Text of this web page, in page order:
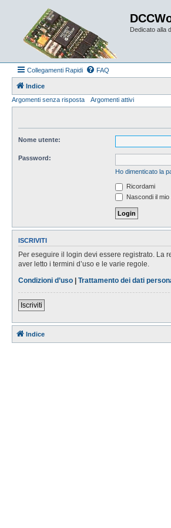
Dedicato alla
Collegamenti Rapidi FAQ
Indice
Argomenti senza risposta
Argomenti attivi
Nome utente:
Password:
Ho dimenticato la
Ricordami
Nascondi il
ISCRIVITI
Per eseguire il login devi essere registrato. La
aver letto i termini d’uso e le varie regole.
Condizioni d’uso | Trattamento dei dati
Iscriviti
Indice